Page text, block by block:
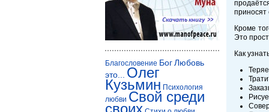
приносят
Кроме
Это
Как
Благословение БогЛюбовь
это...
Олег
Кузьмин Психология
любви Свой среди
своих